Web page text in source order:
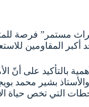
مستمر” فرصة
المقاومين
بالتأكيد على أنّ
بشير محمد
التي تخص حياة